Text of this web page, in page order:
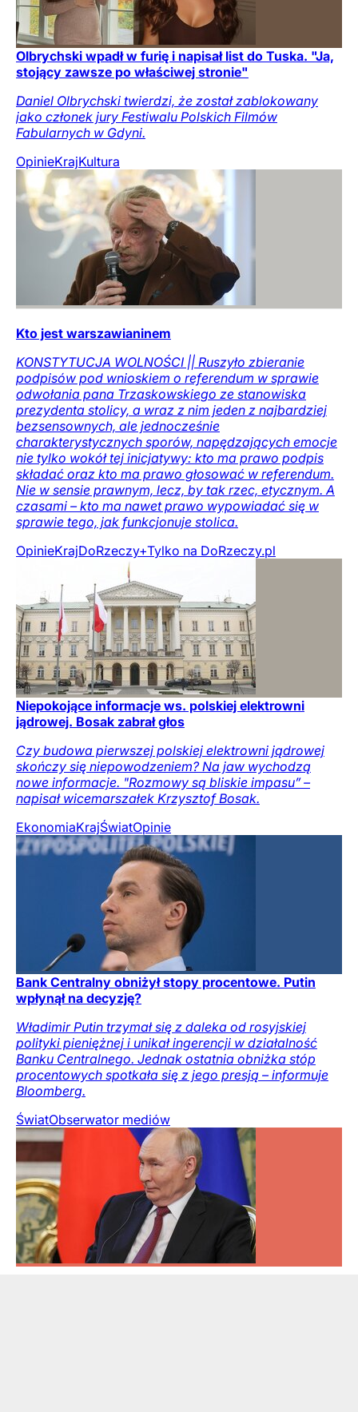
Olbrychski wpadł w furię i napisał list do Tuska. "Ja,
stojący zawsze po właściwej stronie"
Daniel Olbrychski twierdzi, że został zablokowany
jako członek jury Festiwalu Polskich Filmów
Fabularnych w Gdyni.
OpinieKrajKultura
Kto jest warszawianinem
KONSTYTUCJA WOLNOŚCI || Ruszyło zbieranie
podpisów pod wnioskiem o referendum w sprawie
odwołania pana Trzaskowskiego ze stanowiska
prezydenta stolicy, a wraz z nim jeden z najbardziej
bezsensownych, ale jednocześnie
charakterystycznych sporów, napędzających emocje
nie tylko wokół tej inicjatywy: kto ma prawo podpis
składać oraz kto ma prawo głosować w referendum.
Nie w sensie prawnym, lecz, by tak rzec, etycznym. A
czasami – kto ma nawet prawo wypowiadać się w
sprawie tego, jak funkcjonuje stolica.
OpinieKrajDoRzeczy+Tylko na DoRzeczy.pl
Niepokojące informacje ws. polskiej elektrowni
jądrowej. Bosak zabrał głos
Czy budowa pierwszej polskiej elektrowni jądrowej
skończy się niepowodzeniem? Na jaw wychodzą
nowe informacje. "Rozmowy są bliskie impasu” –
napisał wicemarszałek Krzysztof Bosak.
EkonomiaKrajŚwiatOpinie
Bank Centralny obniżył stopy procentowe. Putin
wpłynął na decyzję?
Władimir Putin trzymał się z daleka od rosyjskiej
polityki pieniężnej i unikał ingerencji w działalność
Banku Centralnego. Jednak ostatnia obniżka stóp
procentowych spotkała się z jego presją – informuje
Bloomberg.
ŚwiatObserwator mediów